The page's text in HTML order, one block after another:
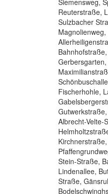
Reuterstraße,
Sulzbacher
Fischerhohle,
Albrecht-Velte-
Stein-Straße,
Lindenallee,
Straße,